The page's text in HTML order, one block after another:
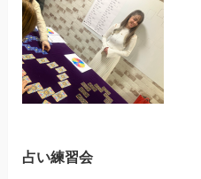
占い練習会